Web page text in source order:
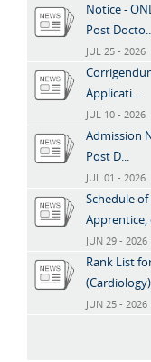
Notice -
Post
JUL 25 - 2026
Applicati...
JUL 10 - 2026
Admission
Post D...
JUL 01 - 2026
Schedule
Apprentice,
JUN 29 - 2026
Rank List
JUN 25 - 2026